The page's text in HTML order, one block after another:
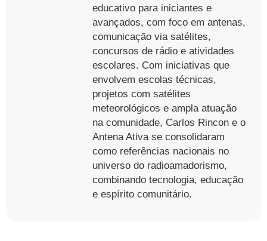
educativo para iniciantes e
avançados, com foco em antenas,
comunicação via satélites,
concursos de rádio e atividades
escolares. Com iniciativas que
envolvem escolas técnicas,
projetos com satélites
meteorológicos e ampla atuação
na comunidade, Carlos Rincon e o
Antena Ativa se consolidaram
como referências nacionais no
universo do radioamadorismo,
combinando tecnologia, educação
e espírito comunitário.